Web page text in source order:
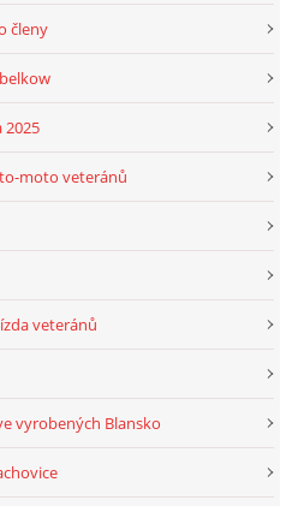
členy
2025
moto veteránů
veteránů
vyrobených Blansko